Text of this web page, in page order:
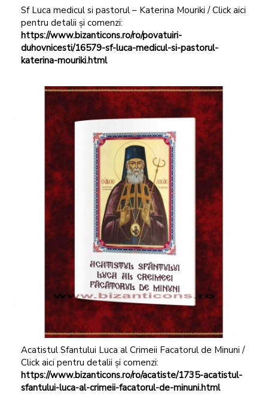
Sf Luca medicul si pastorul – Katerina Mouriki / Click aici
pentru detalii și comenzi:
https://www.bizanticons.ro/ro/povatuiri-
duhovnicesti/16579-sf-luca-medicul-si-pastorul-
katerina-mouriki.html
Acatistul Sfantului Luca al Crimeii Facatorul de Minuni /
Click aici pentru detalii și comenzi:
https://www.bizanticons.ro/ro/acatiste/1735-acatistul-
sfantului-luca-al-crimeii-facatorul-de-minuni.html